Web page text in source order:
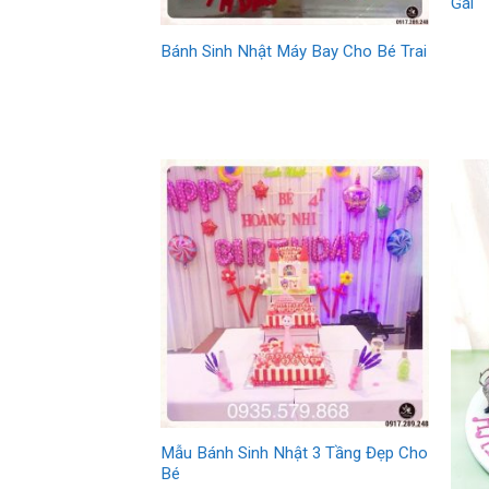
Bánh Sinh Nhật Máy Bay Cho Bé Trai
Mẫu Bánh Sinh Nhật 3 Tầng Đẹp Cho
Bé